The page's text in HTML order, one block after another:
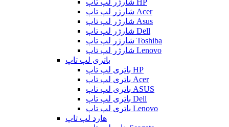
شارژر لپ تاپ HP
شارژر لپ تاپ Acer
شارژر لپ تاپ Asus
شارژر لپ تاپ Dell
شارژر لپ تاپ Toshiba
شارژر لپ تاپ Lenovo
باتری لپ تاپ
باتری لپ تاپ HP
باتری لپ تاپ Acer
باتری لپ تاپ ASUS
باتری لپ تاپ Dell
باتری لپ تاپ Lenovo
هارد لپ تاپ